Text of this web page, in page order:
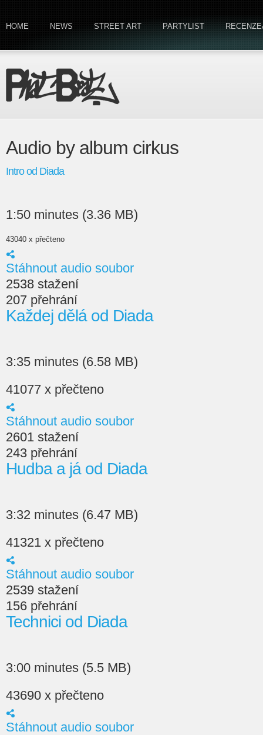
HOME NEWS STREET ART PARTYLIST
Audio by album cirkus
Intro od Diada
1:50 minutes (3.36 MB)
43040 x přečteno
Stáhnout audio soubor
2538 stažení
207 přehrání
Každej dělá od Diada
3:35 minutes (6.58 MB)
41077 x přečteno
Stáhnout audio soubor
2601 stažení
243 přehrání
Hudba a já od Diada
3:32 minutes (6.47 MB)
41321 x přečteno
Stáhnout audio soubor
2539 stažení
156 přehrání
Technici od Diada
3:00 minutes (5.5 MB)
43690 x přečteno
Stáhnout audio soubor